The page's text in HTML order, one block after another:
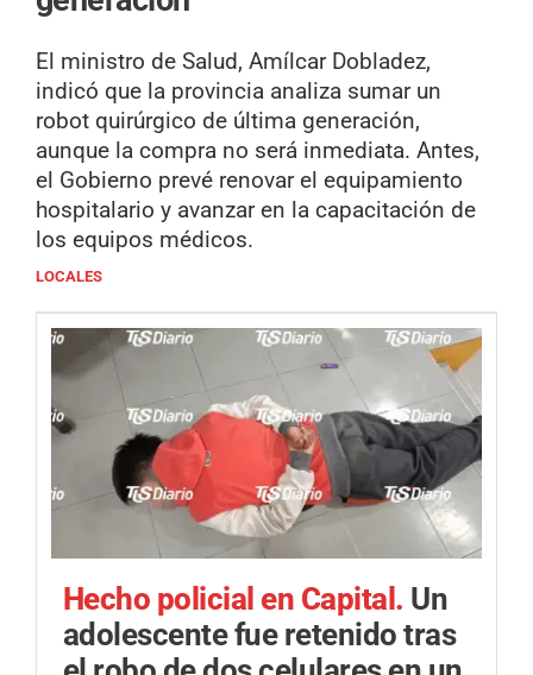
El ministro de Salud, Amílcar Dobladez,
indicó que la provincia analiza sumar un
robot quirúrgico de última generación,
aunque la compra no será inmediata. Antes,
el Gobierno prevé renovar el equipamiento
hospitalario y avanzar en la capacitación de
los equipos médicos.
LOCALES
Hecho policial en Capital. Un
adolescente fue retenido tras